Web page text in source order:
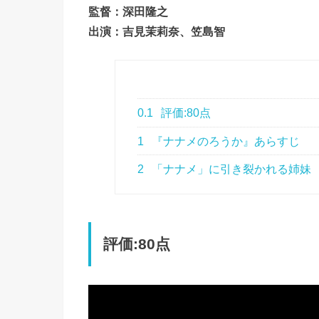
監督：深田隆之
出演：吉見茉莉奈、笠島智
0.1 評価:80点
1 『ナナメのろうか』あらすじ
2 「ナナメ」に引き裂かれる姉妹
評価:80点